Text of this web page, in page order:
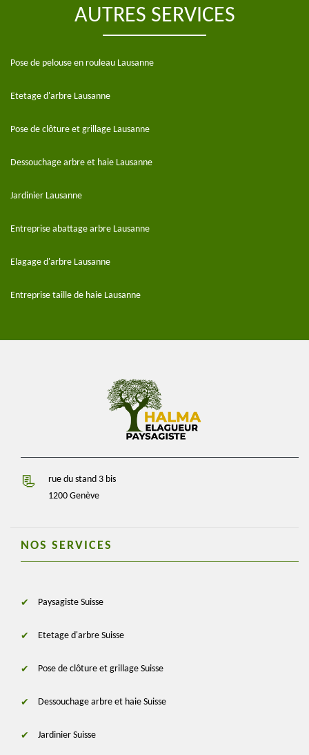
AUTRES SERVICES
Pose de pelouse en rouleau Lausanne
Etetage d'arbre Lausanne
Pose de clôture et grillage Lausanne
Dessouchage arbre et haie Lausanne
Jardinier Lausanne
Entreprise abattage arbre Lausanne
Elagage d'arbre Lausanne
Entreprise taille de haie Lausanne
rue du stand 3 bis
1200 Genève
NOS SERVICES
Paysagiste Suisse
Etetage d'arbre Suisse
Pose de clôture et grillage Suisse
Dessouchage arbre et haie Suisse
Jardinier Suisse